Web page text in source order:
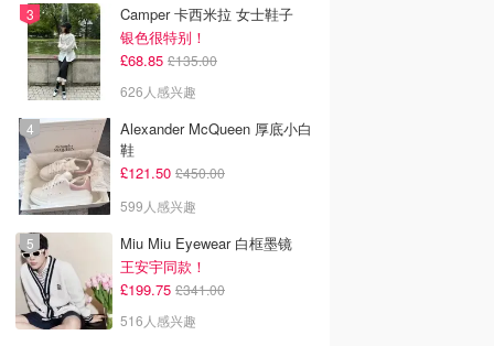
Camper 卡西米拉 女士鞋子
银色很特别！
£68.85 £135.00
626人感兴趣
Alexander McQueen 厚底小白
鞋
£121.50 £450.00
599人感兴趣
Miu Miu Eyewear 白框墨镜
王安宇同款！
£199.75 £341.00
516人感兴趣